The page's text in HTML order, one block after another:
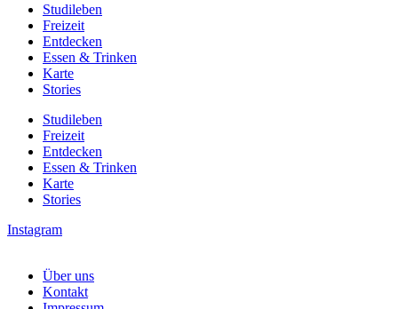
Studileben
Freizeit
Entdecken
Essen & Trinken
Karte
Stories
Studileben
Freizeit
Entdecken
Essen & Trinken
Karte
Stories
Instagram
Über uns
Kontakt